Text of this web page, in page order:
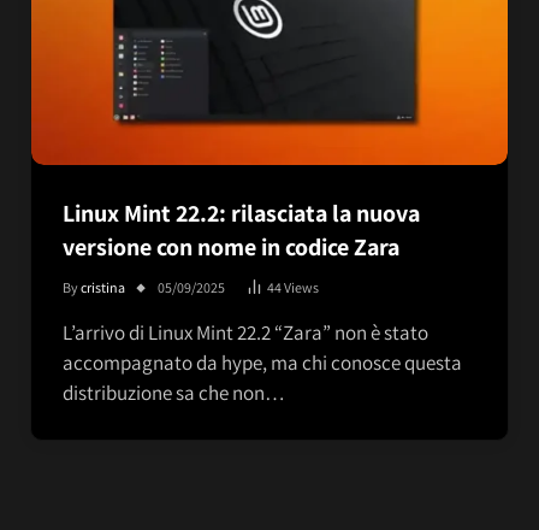
Linux Mint 22.2: rilasciata la nuova
versione con nome in codice Zara
Bycristina 05/09/2025 44Views
L’arrivo di Linux Mint 22.2 “Zara” non è stato
accompagnato da hype, ma chi conosce questa
distribuzione sa che non…